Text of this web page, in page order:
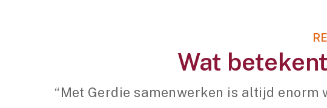
Wat
“Met Gerdie samenwerken is altijd